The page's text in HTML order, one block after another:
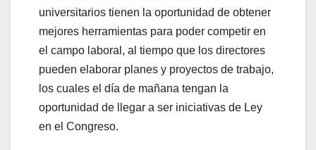
universitarios tienen la oportunidad de obtener
mejores herramientas para poder competir en
el campo laboral, al tiempo que los directores
pueden elaborar planes y proyectos de trabajo,
los cuales el día de mañana tengan la
oportunidad de llegar a ser iniciativas de Ley
en el Congreso.